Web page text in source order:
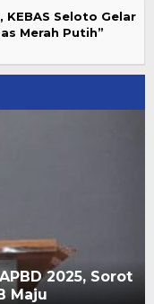
KEBAS Seloto Gelar
Merah Putih”
2025, Sorot
Maju